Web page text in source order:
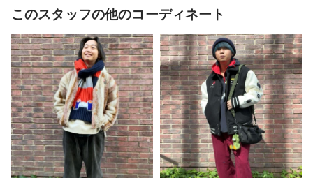
このスタッフの他のコーディネート